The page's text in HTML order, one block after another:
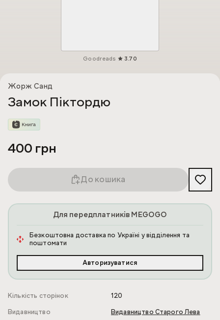
Goodreads 3.70
Жорж Санд
Замок Піктордю
400 грн
До кошика
Для передплатників MEGOGO
Безкоштовна доставка по Україні у відділення та
поштомати
Авторизуватися
Кількість сторінок
120
Видавництво
Видавництво Старого Лева